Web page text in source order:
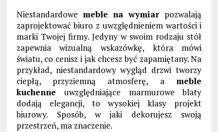
Niestandardowe meble na wymiar pozwalają
zaprojektować biuro z uwzględnieniem wartości i
marki Twojej firmy. Jedyny w swoim rodzaju stół
zapewnia wizualną wskazówkę, która mówi
światu, co cenisz i jak chcesz być zapamiętany. Na
przykład, niestandardowy wygląd drzwi tworzy
ciepłą, przyziemną atmosferę, a meble
kuchenneuwzględniające marmurowe blaty
dodają elegancji, to wysokiej klasy projekt
biurowy. Sposób, w jaki dekorujesz swoją
przestrzeń, ma znaczenie.